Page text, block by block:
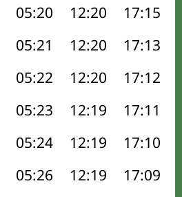
05:20 12:20 17:15
05:21 12:20 17:13
05:22 12:20 17:12
05:23 12:19 17:11
05:24 12:19 17:10
05:26 12:19 17:09